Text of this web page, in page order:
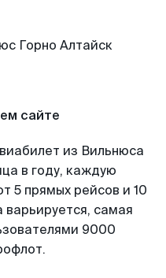
сайте
из Вильнюса
в году, каждую
5 прямых рейсов и 10
самая
9000